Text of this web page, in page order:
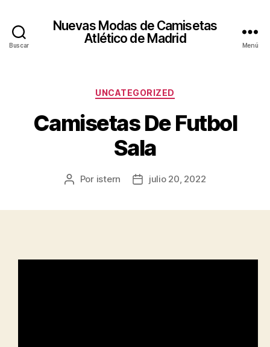
Buscar
Nuevas Modas de Camisetas
Atlético de Madrid
Menú
Categorías
UNCATEGORIZED
Camisetas De Futbol
Sala
Autor
Por istern
Fechajulio 20, 2022